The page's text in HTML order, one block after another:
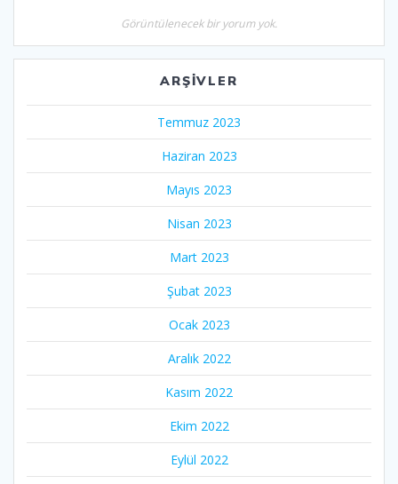
Görüntülenecek bir yorum yok.
ARŞIVLER
Temmuz 2023
Haziran 2023
Mayıs 2023
Nisan 2023
Mart 2023
Şubat 2023
Ocak 2023
Aralık 2022
Kasım 2022
Ekim 2022
Eylül 2022